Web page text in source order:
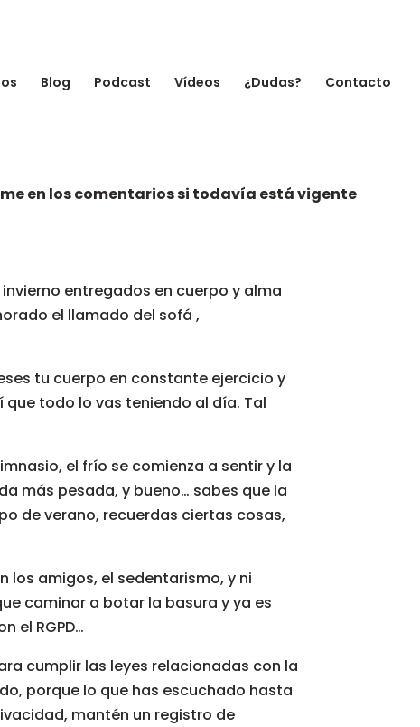
Blog Podcast Vídeos ¿Dudas? Contacto
en los comentarios si todavía está vigente
entregados en cuerpo y alma
el llamado del sofá ,
tu cuerpo en constante ejercicio y
todo lo vas teniendo al día. Tal
el frío se comienza a sentir y la
más pesada, y bueno… sabes que la
de verano, recuerdas ciertas cosas,
los amigos, el sedentarismo, y ni
caminar a botar la basura y ya es
el RGPD…
cumplir las leyes relacionadas con la
porque lo que has escuchado hasta
mantén un registro de